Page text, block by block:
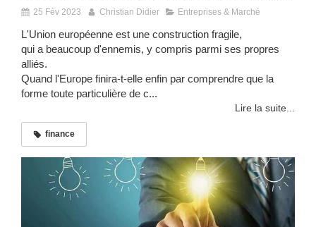
25 Fév 2023 Christian Didier Entreprises & Marché
L'Union européenne est une construction fragile,
qui a beaucoup d'ennemis, y compris parmi ses propres
alliés.
Quand l'Europe finira-t-elle enfin par comprendre que la
forme toute particulière de c...
Lire la suite...
finance